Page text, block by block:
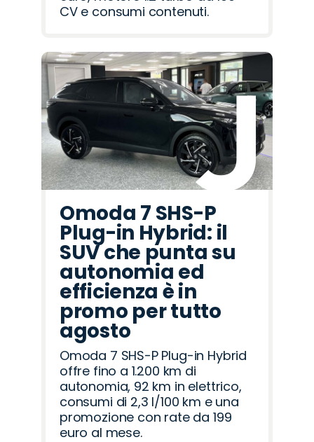
CV e consumi contenuti.
Omoda 7 SHS-P
Plug-in Hybrid: il
SUV che punta su
autonomia ed
efficienza è in
promo per tutto
agosto
Omoda 7 SHS-P Plug-in Hybrid
offre fino a 1.200 km di
autonomia, 92 km in elettrico,
consumi di 2,3 l/100 km e una
promozione con rate da 199
euro al mese.